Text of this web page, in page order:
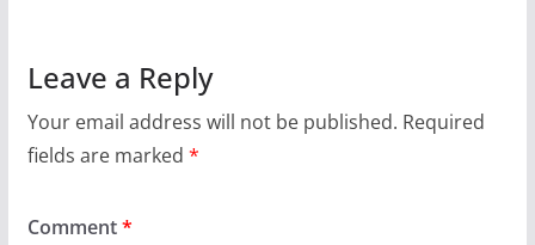
Leave a Reply
Your email address will not be published. Required
fields are marked *
Comment*